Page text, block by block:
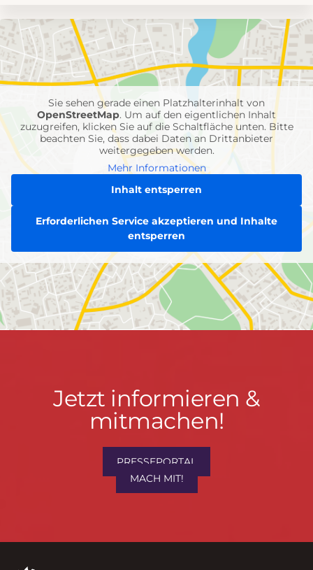
Umgebungskarte
mit
Feuerwehr-
Einheiten
Sie sehen gerade einen Platzhalterinhalt von
OpenStreetMap. Um auf den eigentlichen Inhalt
zuzugreifen, klicken Sie auf die Schaltfläche unten. Bitte
beachten Sie, dass dabei Daten an Drittanbieter
weitergegeben werden.
Mehr Informationen
Inhalt entsperren
Erforderlichen Service akzeptieren und Inhalte
entsperren
Jetzt
informieren
mitmachen!
Jetzt informieren &
mitmachen!
PRESSEPORTAL
MACH MIT!